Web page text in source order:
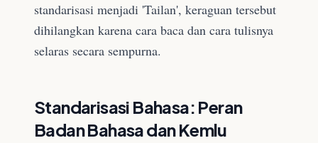
standarisasi menjadi 'Tailan', keraguan tersebut
dihilangkan karena cara baca dan cara tulisnya
selaras secara sempurna.
Standarisasi Bahasa: Peran
Badan Bahasa dan Kemlu